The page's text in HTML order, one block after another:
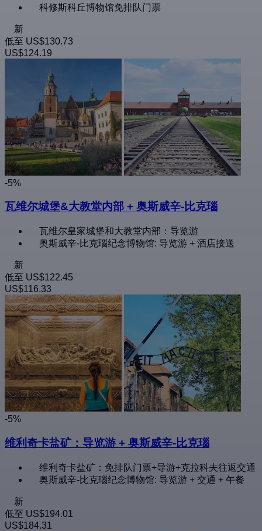
科修斯科丘博物馆免排队门票
新
低至 US$130.73
US$124.19
-5%
瓦维尔城堡&大教堂内部 + 奥斯威辛-比克瑙
瓦维尔皇家城堡和大教堂内部：导览游
奥斯威辛-比克瑙纪念博物馆: 导览游 + 酒店接送
新
低至 US$122.45
US$116.33
-5%
维利奇卡盐矿：导览游 + 奥斯威辛-比克瑙
维利奇卡盐矿：免排队门票+导游+克拉科夫往返交通
奥斯威辛-比克瑙纪念博物馆: 导览游 + 交通 + 午餐
新
低至 US$194.01
US$184.31